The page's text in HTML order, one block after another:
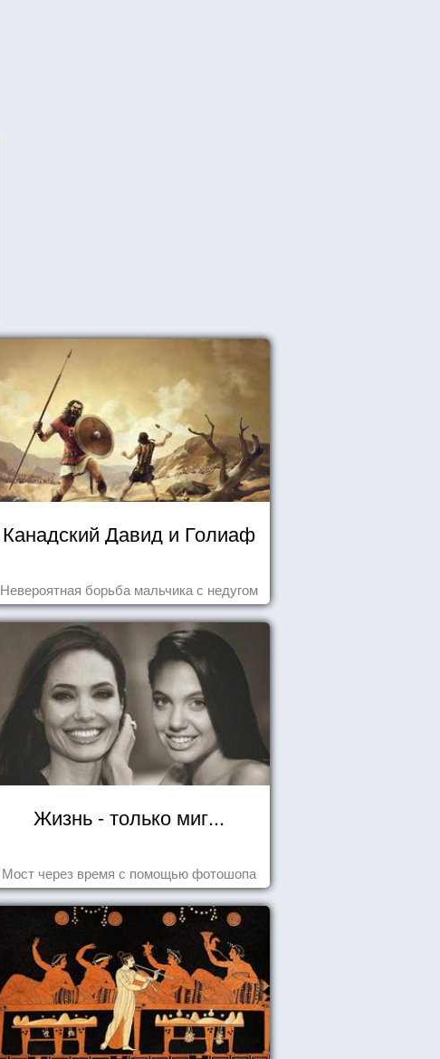
Канадский Давид и Голиаф
Невероятная борьба мальчика с недугом
Жизнь - только миг...
Мост через время с помощью фотошопа